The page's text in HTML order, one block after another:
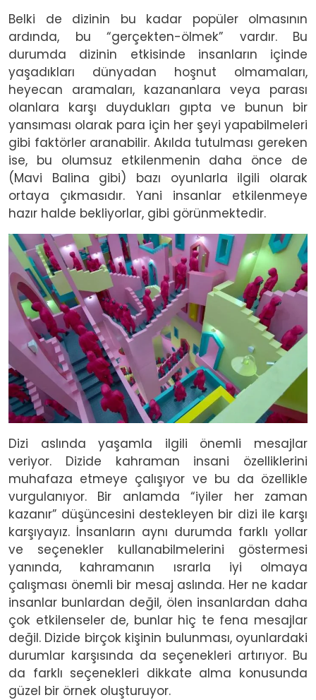
Belki de dizinin bu kadar popüler olmasının
ardında, bu “gerçekten-ölmek” vardır. Bu
durumda dizinin etkisinde insanların içinde
yaşadıkları dünyadan hoşnut olmamaları,
heyecan aramaları, kazananlara veya parası
olanlara karşı duydukları gıpta ve bunun bir
yansıması olarak para için her şeyi yapabilmeleri
gibi faktörler aranabilir. Akılda tutulması gereken
ise, bu olumsuz etkilenmenin daha önce de
(Mavi Balina gibi) bazı oyunlarla ilgili olarak
ortaya çıkmasıdır. Yani insanlar etkilenmeye
hazır halde bekliyorlar, gibi görünmektedir.
Image
Dizi aslında yaşamla ilgili önemli mesajlar
veriyor. Dizide kahraman insani özelliklerini
muhafaza etmeye çalışıyor ve bu da özellikle
vurgulanıyor. Bir anlamda “iyiler her zaman
kazanır” düşüncesini destekleyen bir dizi ile karşı
karşıyayız. İnsanların aynı durumda farklı yollar
ve seçenekler kullanabilmelerini göstermesi
yanında, kahramanın ısrarla iyi olmaya
çalışması önemli bir mesaj aslında. Her ne kadar
insanlar bunlardan değil, ölen insanlardan daha
çok etkilenseler de, bunlar hiç te fena mesajlar
değil. Dizide birçok kişinin bulunması, oyunlardaki
durumlar karşısında da seçenekleri artırıyor. Bu
da farklı seçenekleri dikkate alma konusunda
güzel bir örnek oluşturuyor.